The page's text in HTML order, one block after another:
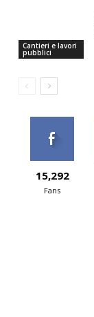
Cantieri e lavori
pubblici
15,292
Fans